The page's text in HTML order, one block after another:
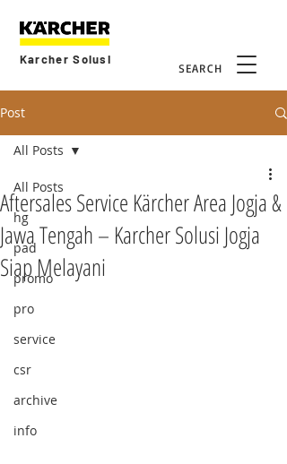
SEARCH
Karcher Solusi
Post
All Posts
hg
pad
promo
pro
service
csr
archive
info
All Posts
Aftersales Service Kärcher Area Jogja &
Jawa Tengah – Karcher Solusi Jogja
Siap Melayani